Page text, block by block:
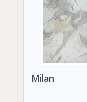
Milan